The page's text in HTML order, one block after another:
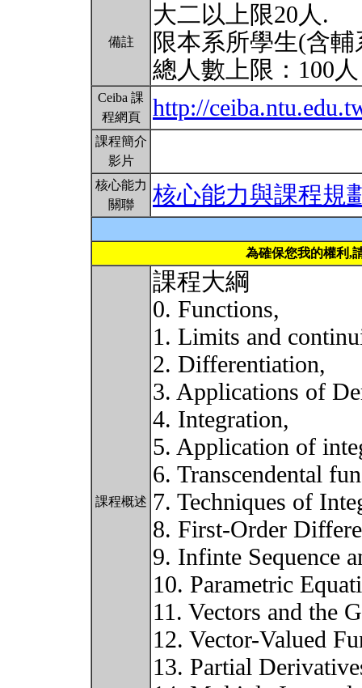
備註
大二以上限20人.
限本系所學生(含
總人數上限：100
Ceiba 課
程網頁
http://
課程簡介
影片
核心能力
關聯
核心能力與課程規
為確保您我的權利,
課程概述
課程大綱
0. Functions,
1. Limits and
2. Differentiation,
3. Applications of
4. Integration,
5. Application of
6. Transcendental
7. Techniques of
8. First-Order
9. Infinte Sequence
10. Parametric
11. Vectors and the
12. Vector-Valued
13. Partial